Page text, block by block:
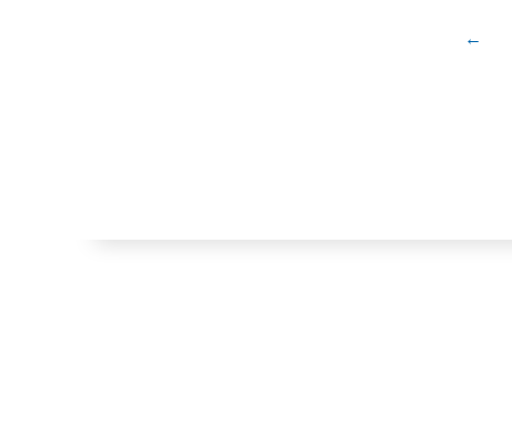
←